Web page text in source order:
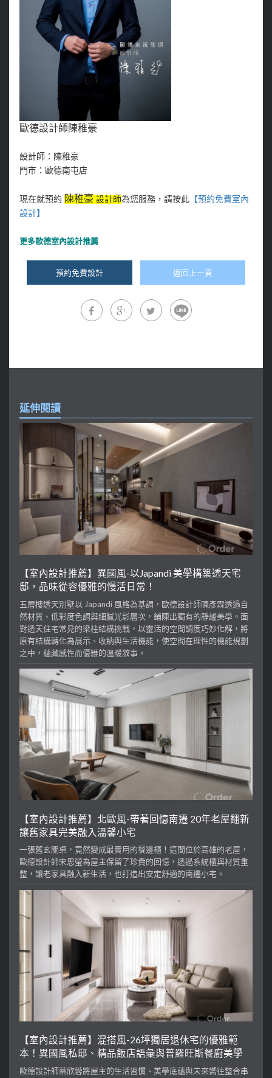
歐德設計師陳稚豪
設計師：陳稚豪
門市：歐德南屯店
現在就預約 陳稚豪 設計師為您服務，請按此【預約免費室內
設計】
更多歐德室內設計推薦
預約免費設計 返回上一頁
延伸閱讀
【室內設計推薦】異國風-以Japandi 美學構築透天宅
邸，品味從容優雅的慢活日常！
五層樓透天別墅以 Japandi 風格為基調，歐德設計師陳彥霖透過自
然材質、低彩度色調與細膩光影層次，鋪陳出獨有的靜謐美學。面
對透天住宅常見的梁柱結構挑戰，以靈活的空間調度巧妙化解，將
原有結構轉化為展示、收納與生活機能，使空間在理性的機能規劃
之中，蘊藏感性而優雅的溫暖敘事。
【室內設計推薦】北歐風-帶著回憶南遷 20年老屋翻新
讓舊家具完美融入溫馨小宅
一張舊玄關桌，竟然變成最實用的餐邊櫃！這間位於高雄的老屋，
歐德設計師宋思瑩為屋主保留了珍貴的回憶，透過系統櫃與材質重
整，讓老家具融入新生活，也打造出安定舒適的南遷小宅。
【室內設計推薦】混搭風-26坪獨居退休宅的優雅範
本！異國風私邸、精品飯店語彙與普羅旺斯餐廚美學
歐德設計師蔡欣蓉將屋主的生活習慣、美學底蘊與未來嚮往整合串